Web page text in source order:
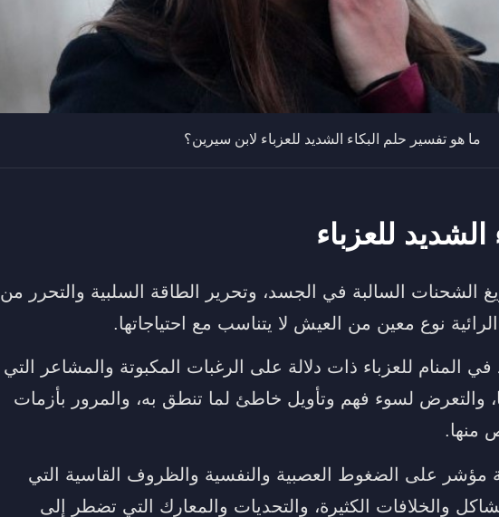
ما هو تفسير حلم البكاء الشديد للعزباء لابن سيرين؟
للعزباء
الشحنات السالبة في الجسد، وتحرير الطاقة السلبية والتحرر من
نوع معين من العيش لا يتناسب مع احتياجاتها.
في المنام للعزباء ذات دلالة على الرغبات المكبوتة والمشاعر التي
والتعرض لسوء فهم وتأويل خاطئ لما تنطق به، والمرور بأزمات
منها.
مؤشر على الضغوط العصبية والنفسية والظروف القاسية التي
والخلافات الكثيرة، والتحديات والمعارك التي تضطر إلى